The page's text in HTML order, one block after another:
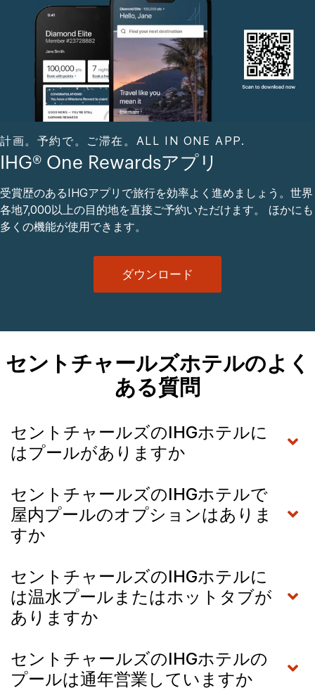
計画。予約で。ご滞在。ALL IN ONE APP.
IHG® One Rewardsアプリ
受賞歴のあるIHGアプリで旅行を効率よく進めましょう。世界
各地7,000以上の目的地を直接ご予約いただけます。 ほかにも
多くの機能が使用できます。
ダウンロード
セントチャールズホテルのよく
ある質問
セントチャールズのIHGホテルに
はプールがありますか
セントチャールズのIHGホテルで
屋内プールのオプションはありま
すか
セントチャールズのIHGホテルに
は温水プールまたはホットタブが
ありますか
セントチャールズのIHGホテルの
プールは通年営業していますか